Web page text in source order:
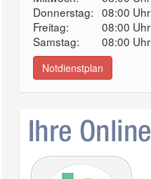
Donnerstag: 08:00 Uhr
Freitag:
08:00 Uhr
Samstag:
08:00 Uhr
Notdienstplan